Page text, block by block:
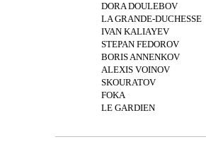
DORA DOULEBOV
LA GRANDE-DUCHESSE
IVAN KALIAYEV
STEPAN FEDOROV
BORIS ANNENKOV
ALEXIS VOINOV
SKOURATOV
FOKA
LE GARDIEN